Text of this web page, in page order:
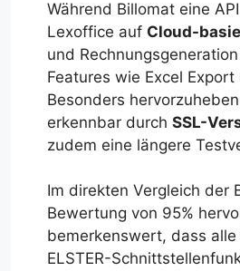
Während Billomat eine
Lexoffice auf Cloud-
und
Features wie Excel
Besonders
erkennbar durch SSL-
zudem eine längere
Im direkten Vergleich der
Bewertung von 95%
bemerkenswert, dass
ELSTER-